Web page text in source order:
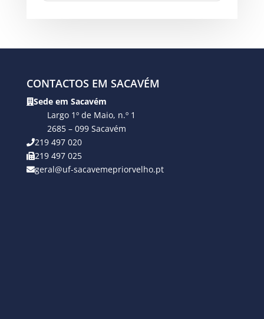
CONTACTOS EM SACAVÉM
Sede em Sacavém
Largo 1º de Maio, n.º 1
2685 – 099 Sacavém
219 497 020
219 497 025
geral@uf-sacavemepriorvelho.pt